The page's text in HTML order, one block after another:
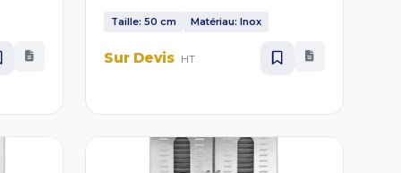
gaz. Parfait pour les petites unités de
fruits secs.
Taille: 50 cm Matériau: Inox
Sur Devis HT